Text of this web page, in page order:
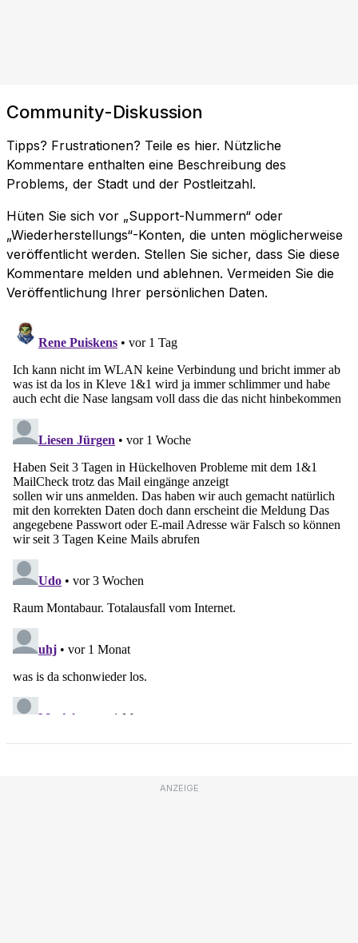
Community-Diskussion
Tipps? Frustrationen? Teile es hier. Nützliche
Kommentare enthalten eine Beschreibung des
Problems, der Stadt und der Postleitzahl.
Hüten Sie sich vor „Support-Nummern“ oder
„Wiederherstellungs“-Konten, die unten möglicherweise
veröffentlicht werden. Stellen Sie sicher, dass Sie diese
Kommentare melden und ablehnen. Vermeiden Sie die
Veröffentlichung Ihrer persönlichen Daten.
ANZEIGE